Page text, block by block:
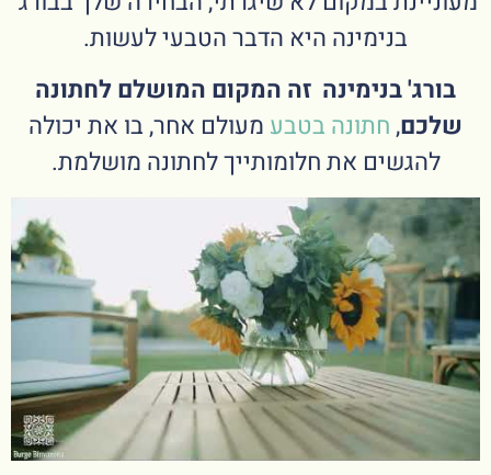
בנימינה היא הדבר הטבעי לעשות.
בורג' בנימינה זה המקום המושלם לחתונה
שלכם,חתונה בטבע מעולם אחר, בו את יכולה
להגשים את חלומותייך לחתונה מושלמת.